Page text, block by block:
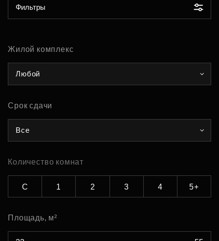
Фильтры
Жилой комплекс
Любой
Срок сдачи
Все
Количество комнат
С 1 2 3 4 5+
Площадь, м²